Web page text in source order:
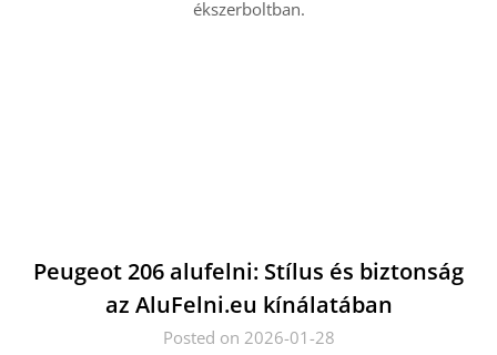
ékszerboltban.
Peugeot 206 alufelni: Stílus és biztonság
az AluFelni.eu kínálatában
Posted on 2026-01-28